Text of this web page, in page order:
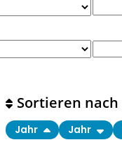
Sortieren nach
Jahr Jahr